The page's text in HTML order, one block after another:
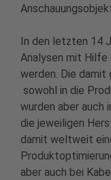
In den letzten 14
Analysen mit
werden. Die damit
sowohl in die
wurden aber auch
die jeweiligen
damit weltweit
aber auch bei